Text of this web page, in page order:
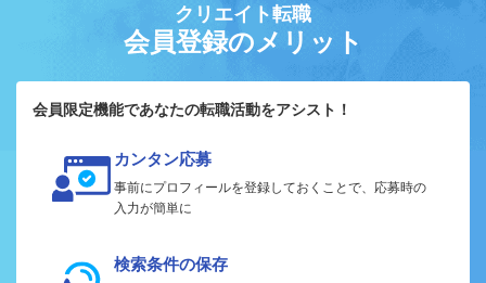
クリエイト転職
会員登録のメリット
会員限定機能であなたの転職活動をアシスト！
カンタン応募
事前にプロフィールを登録しておくことで、応募時の
入力が簡単に
検索条件の保存